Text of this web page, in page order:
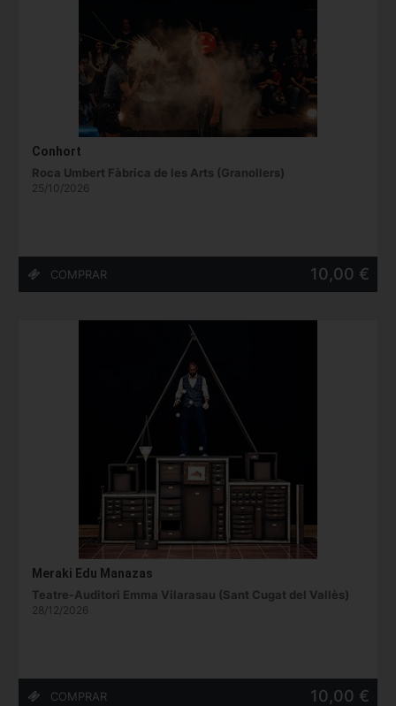
Conhort
Roca Umbert Fàbrica de les Arts (Granollers)
25/10/2026
10,00 €
Meraki Edu Manazas
Teatre-Auditori Emma Vilarasau (Sant Cugat del Vallès)
28/12/2026
10,00 €